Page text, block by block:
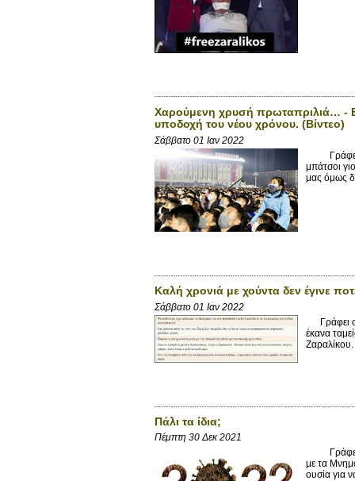
Χαρούμενη χρυσή πρωταπριλιά… -
υποδοχή του νέου χρόνου. (Βίντεο)
Σάββατο 01 Ιαν 2022
Γράφει ο
μπάτσοι
μας όμως
Καλή χρονιά με χούντα δεν έγινε
Σάββατο 01 Ιαν 2022
Γράφει ο
έκανα
Ζαραλίκου.
Πάλι τα ίδια;
Πέμπτη 30 Δεκ 2021
Γράφει ο
με τα
ουσία για